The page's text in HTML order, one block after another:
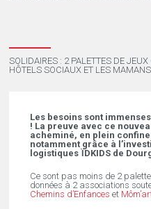
SOLIDAIRES : 2 PALETTES DE
HÔTELS SOCIAUX ET LES
Les besoins sont
! La preuve avec ce
acheminé, en plein
notamment grâce à
logistiques ÏDKIDS de
Ce sont pas moins de 2
données à 2 associations
Chemins d’Enfances et